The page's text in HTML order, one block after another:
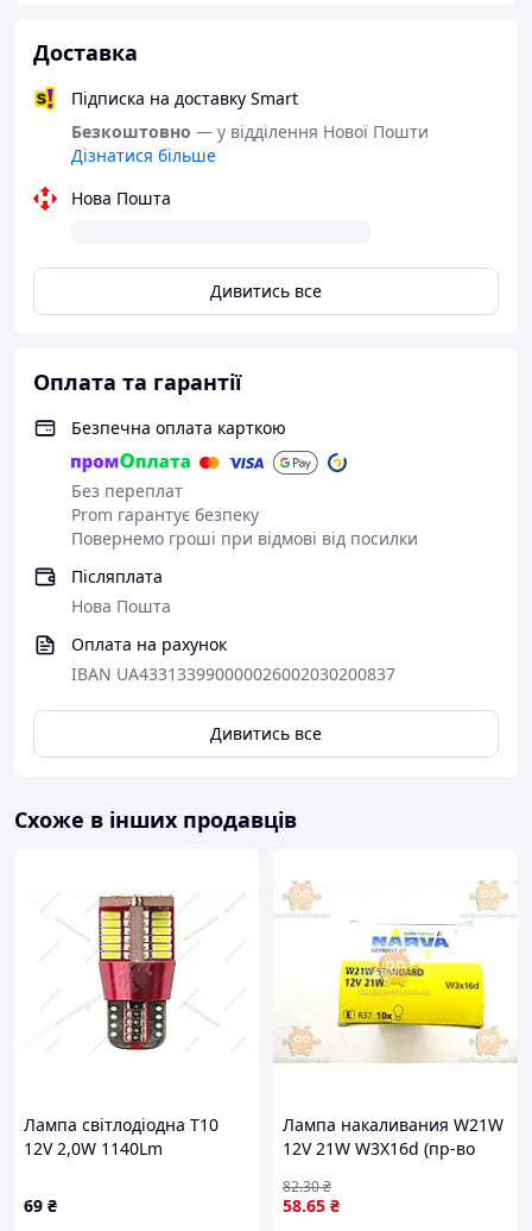
Доставка
Підписка на доставку Smart
Безкоштовно — у відділення Нової Пошти
Дізнатися більше
Нова Пошта
Дивитись все
Оплата та гарантії
Безпечна оплата карткою
Без переплат
Prom гарантує безпеку
Повернемо гроші при відмові від посилки
Післяплата
Нова Пошта
Оплата на рахунок
IBAN UA433133990000026002030200837
Дивитись все
Схоже в інших продавців
Лампа світлодіодна T10
12V 2,0W 1140Lm
(кратно 2) WANLANDA
69 ₴
Лампа накаливания W21W
12V 21W W3X16d (пр-во
З 645303
58.65 ₴
82.30₴